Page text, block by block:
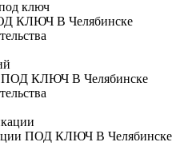
КЛЮЧ В Челябинске
ПОД КЛЮЧ В Челябинске
ПОД КЛЮЧ В Челябинске